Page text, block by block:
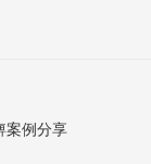
案例分享